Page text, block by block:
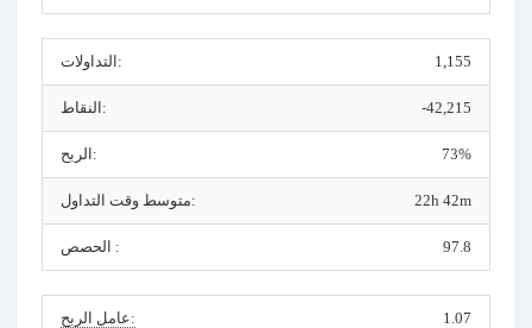
التداولات: 1,155
النقاط: -42,215
الربح: 73%
متوسط وقت التداول: 22h 42m
الحصص : 97.8
عامل الربح: 1.07